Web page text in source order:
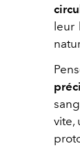
leur
vite,